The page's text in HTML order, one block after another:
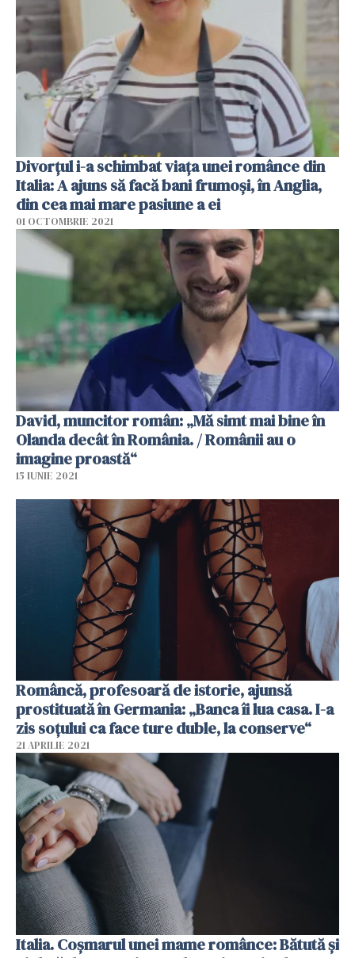
Divorțul i-a schimbat viața unei românce din
Italia: A ajuns să facă bani frumoși, în Anglia,
din cea mai mare pasiune a ei
01 OCTOMBRIE 2021
David, muncitor român: „Mă simt mai bine în
Olanda decât în ​​România. / Românii au o
imagine proastă“
15 IUNIE 2021
Româncă, profesoară de istorie, ajunsă
prostituată în Germania: „Banca îi lua casa. I-a
zis soțului ca face ture duble, la conserve“
21 APRILIE 2021
Italia. Coșmarul unei mame românce: Bătută și